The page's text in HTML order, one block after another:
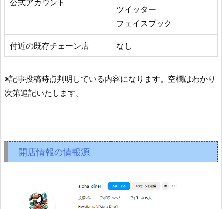
公式アカウント
ツイッター
フェイスブック
付近の既存チェーン店 なし
※記事投稿時点判明している内容になります。空欄はわかり
次第追記いたします。
開店情報の情報源